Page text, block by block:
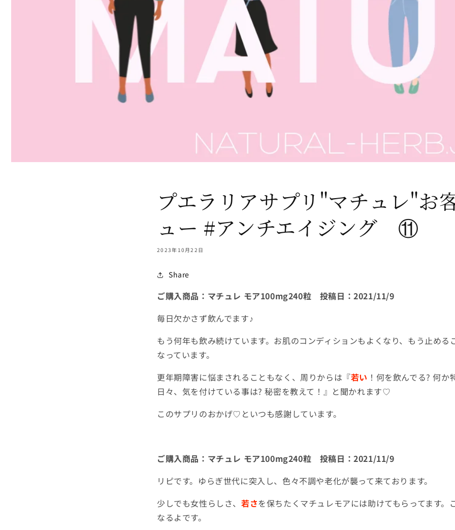
プエラリアサプリ"マチュレ"お
ュー #アンチエイジング ⑪
2023年10月22日
Share
ご購入商品：マチュレ モア100mg240粒 投稿日：2021/11/9
毎日欠かさず飲んでます♪
もう何年も飲み続けています。お肌のコンディションもよくなり、もう止める
なっています。
更年期障害に悩まされることもなく、周りからは『若い ！何を飲んでる?何か
日々、気を付けている事は?秘密を教えて！』と聞かれます♡
このサプリのおかげ♡ といつも感謝しています。
ご購入商品：マチュレ モア100mg240粒 投稿日：2021/11/9
リピです。ゆらぎ世代に突入し、色々不調や老化が襲って来ております。
少しでも女性らしさ、 若さを保ちたくマチュレモアには助けてもらってます。
なるよです。